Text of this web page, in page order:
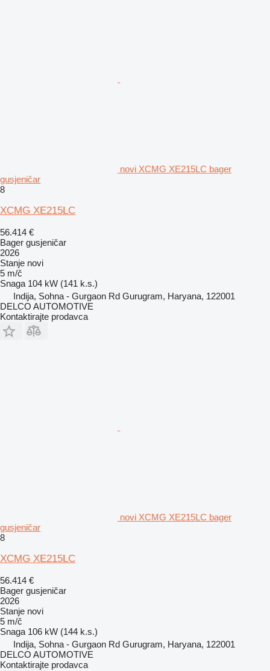
novi XCMG XE215LC bager
gusjeničar
8
XCMG XE215LC
56.414 €
Bager gusjeničar
2026
Stanje novi
5 m/č
Snaga 104 kW (141 k.s.)
Indija, Sohna - Gurgaon Rd Gurugram, Haryana, 122001
DELCO AUTOMOTIVE
Kontaktirajte prodavca
novi XCMG XE215LC bager
gusjeničar
8
XCMG XE215LC
56.414 €
Bager gusjeničar
2026
Stanje novi
5 m/č
Snaga 106 kW (144 k.s.)
Indija, Sohna - Gurgaon Rd Gurugram, Haryana, 122001
DELCO AUTOMOTIVE
Kontaktirajte prodavca